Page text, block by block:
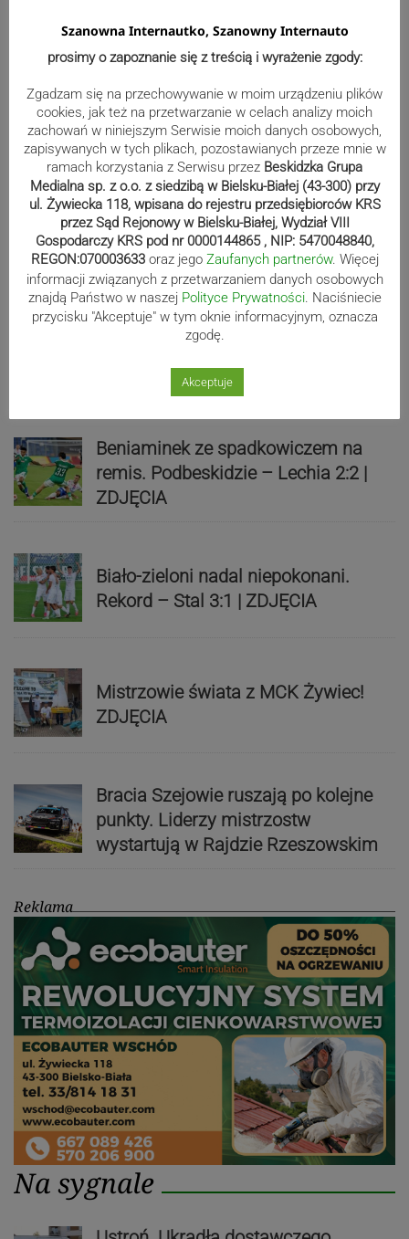
Sport
Zaczęli fatalnie, skończyli
Beniaminek ze spadkowiczem na
remis. Podbeskidzie – Lechia 2:2 |
ZDJĘCIA
Biało-zieloni nadal niepokonani.
Rekord – Stal 3:1 | ZDJĘCIA
Mistrzowie świata z MCK Żywiec!
ZDJĘCIA
Bracia Szejowie ruszają po kolejne
punkty. Liderzy mistrzostw
wystartują w Rajdzie Rzeszowskim
Reklama
Na sygnale
Szanowna Internautko, Szanowny Internauto
prosimy o zapoznanie się z treścią i wyrażenie zgody:
Zgadzam się na przechowywanie w moim urządzeniu plików
cookies, jak też na przetwarzanie w celach analizy moich
zachowań w niniejszym Serwisie moich danych osobowych,
zapisywanych w tych plikach, pozostawianych przeze mnie w
ramach korzystania z Serwisu przez Beskidzka Grupa
Medialna sp. z o.o. z siedzibą w Bielsku-Białej (43-300) przy
ul. Żywiecka 118, wpisana do rejestru przedsiębiorców KRS
przez Sąd Rejonowy w Bielsku-Białej, Wydział VIII
Gospodarczy KRS pod nr 0000144865 , NIP: 5470048840,
REGON:070003633 oraz jego Zaufanych partnerów. Więcej
informacji związanych z przetwarzaniem danych osobowych
znajdą Państwo w naszej Polityce Prywatności. Naciśniecie
przycisku "Akceptuje" w tym oknie informacyjnym, oznacza
zgodę.
Akceptuje